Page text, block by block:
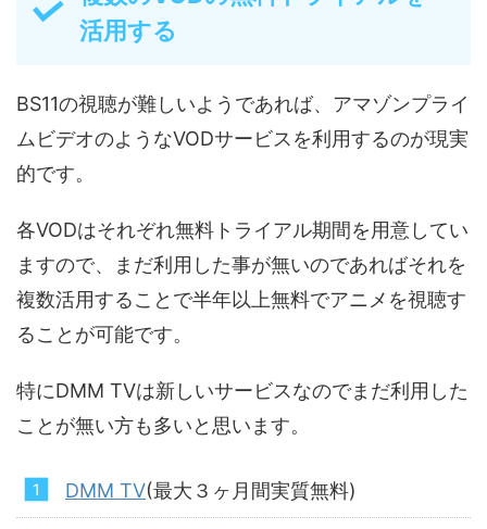
活用する
BS11の視聴が難しいようであれば、アマゾンプライ
ムビデオのようなVODサービスを利用するのが現実
的です。
各VODはそれぞれ無料トライアル期間を用意してい
ますので、まだ利用した事が無いのであればそれを
複数活用することで半年以上無料でアニメを視聴す
ることが可能です。
特にDMM TVは新しいサービスなのでまだ利用した
ことが無い方も多いと思います。
DMM TV(最大３ヶ月間実質無料)